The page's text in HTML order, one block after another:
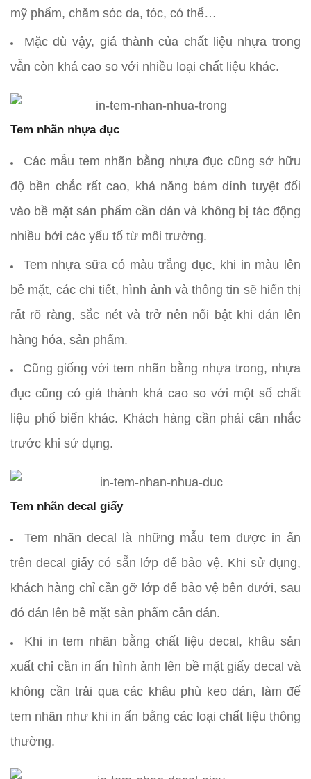
mỹ phẩm, chăm sóc da, tóc, có thể…
Mặc dù vậy, giá thành của chất liệu nhựa trong
vẫn còn khá cao so với nhiều loại chất liệu khác.
Tem nhãn nhựa đục
Các mẫu tem nhãn bằng nhựa đục cũng sở hữu
độ bền chắc rất cao, khả năng bám dính tuyệt đối
vào bề mặt sản phẩm cần dán và không bị tác động
nhiều bởi các yếu tố từ môi trường.
Tem nhựa sữa có màu trắng đục, khi in màu lên
bề mặt, các chi tiết, hình ảnh và thông tin sẽ hiển thị
rất rõ ràng, sắc nét và trở nên nổi bật khi dán lên
hàng hóa, sản phẩm.
Cũng giống với tem nhãn bằng nhựa trong, nhựa
đục cũng có giá thành khá cao so với một số chất
liệu phổ biến khác. Khách hàng cần phải cân nhắc
trước khi sử dụng.
Tem nhãn decal giấy
Tem nhãn decal là những mẫu tem được in ấn
trên decal giấy có sẵn lớp đế bảo vệ. Khi sử dụng,
khách hàng chỉ cần gỡ lớp đế bảo vệ bên dưới, sau
đó dán lên bề mặt sản phẩm cần dán.
Khi in tem nhãn bằng chất liệu decal, khâu sản
xuất chỉ cần in ấn hình ảnh lên bề mặt giấy decal và
không cần trải qua các khâu phù keo dán, làm đế
tem nhãn như khi in ấn bằng các loại chất liệu thông
thường.